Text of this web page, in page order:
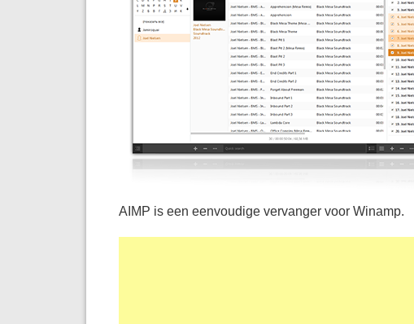
AIMP is een eenvoudige vervanger voor Winamp.